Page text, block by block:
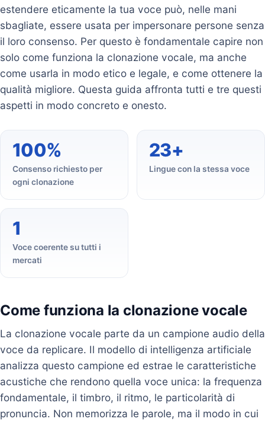
estendere eticamente la tua voce può, nelle mani
sbagliate, essere usata per impersonare persone senza
il loro consenso. Per questo è fondamentale capire non
solo come funziona la clonazione vocale, ma anche
come usarla in modo etico e legale, e come ottenere la
qualità migliore. Questa guida affronta tutti e tre questi
aspetti in modo concreto e onesto.
100%
Consenso richiesto per
ogni clonazione
23+
Lingue con la stessa voce
1
Voce coerente su tutti i
mercati
Come funziona la clonazione vocale
La clonazione vocale parte da un campione audio della
voce da replicare. Il modello di intelligenza artificiale
analizza questo campione ed estrae le caratteristiche
acustiche che rendono quella voce unica: la frequenza
fondamentale, il timbro, il ritmo, le particolarità di
pronuncia. Non memorizza le parole, ma il modo in cui